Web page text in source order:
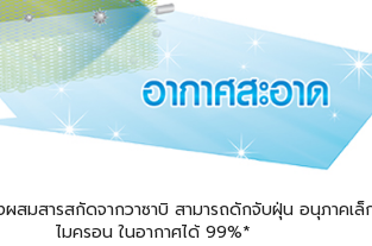
สมสารสกัดจากวาซาบิ สามารถดักจับฝุ่น อนุภาคเล็
ไมครอน ในอากาศได้ 99%*